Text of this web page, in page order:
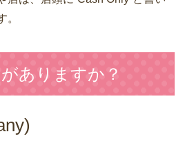
。
ありますか？